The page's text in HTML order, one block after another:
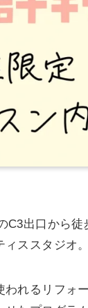
C3出口から
ススタジオ。
れるリフォ